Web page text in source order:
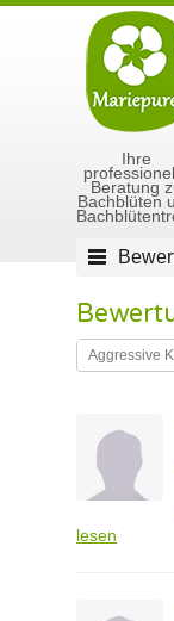
Ihre
Beratung
Bachblüten
lesen